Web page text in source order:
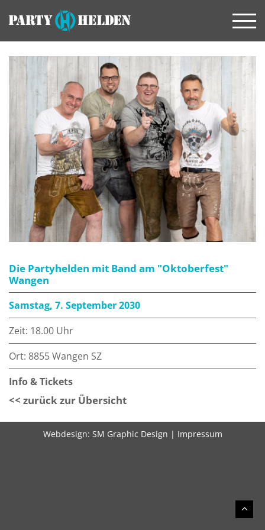
Die Partyhelden mit Band am "Oktoberfest"
Wangen
Samstag, 7. September 2030
Zeit: 18.00 Uhr
Ort: 8855 Wangen SZ
Info & Tickets
<< zurück zur Übersicht
Webdesign: SM Graphic Design | Impressum